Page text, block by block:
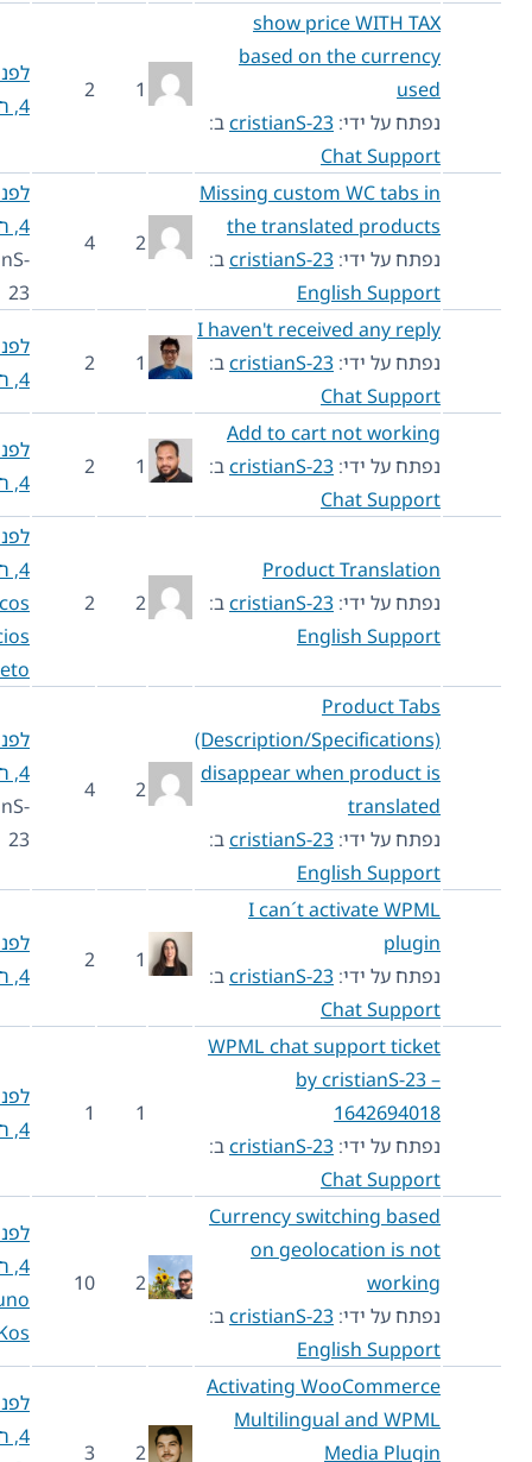
show price WITH TAX
based on the currency
נפתח על ידי:cristianS-23ב:
Chat Support
2
לפני שנה
4, חודש 5
Missing custom WC tabs in
the translated products
נפתח על ידי:cristianS-23ב:
English Support
4
לפני שנה
cristianS-
I haven't received any reply
נפתח על ידי:cristianS-23ב:
Chat Support
2
לפני שנה
4, חודש 5
Add to cart not working
נפתח על ידי:cristianS-23ב:
Chat Support
2
לפני שנה
4, חודש 6
Product Translation
נפתח על ידי:cristianS-23ב:
English Support
2
לפני שנה
Marcos
Vinicios
Barreto
Product Tabs
(Description/Specifications)
disappear when product is
translated
נפתח על ידי:cristianS-23ב:
English Support
2
4
לפני שנה
cristianS-
I can´t activate WPML
נפתח על ידי:cristianS-23ב:
Chat Support
2
לפני שנה
4, חודש 6
WPML chat support ticket
by cristianS-23 –
1642694018
נפתח על ידי:cristianS-23ב:
Chat Support
1
לפני שנה
Currency switching based
on geolocation is not
working
נפתח על ידי:cristianS-23ב:
English Support
2
10
לפני שנה
Bruno
Activating WooCommerce
Multilingual and WPML
Media Plugin
2
3
לפני שנה